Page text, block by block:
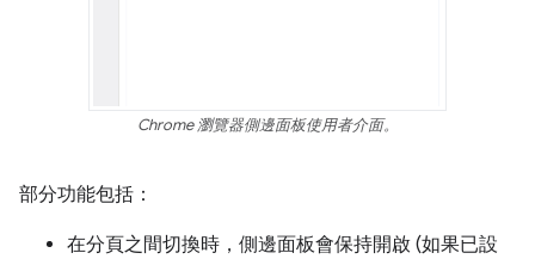
Chrome 瀏覽器側邊面板使用者介面。
部分功能包括：
在分頁之間切換時，側邊面板會保持開啟 (如果已設